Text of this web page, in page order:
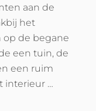
aan de
het
op de begane
een tuin, de
een ruim
interieur …